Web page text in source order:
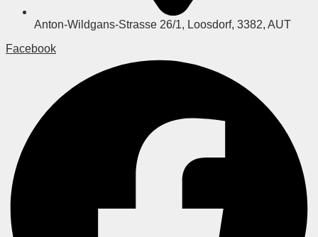
Anton-Wildgans-Strasse 26/1, Loosdorf, 3382, AUT
Facebook